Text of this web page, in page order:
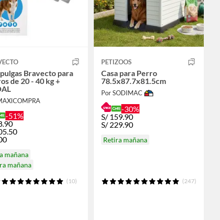
Bravecto para
de 20 - 40 kg +
-51%
mañana
mañana
(10)
PETIZOOS
Casa para Perro
78.5x87.7x81.5cm
Por SODIMAC
-30%
S/ 159.90
S/ 229.90
Retira mañana
(247)